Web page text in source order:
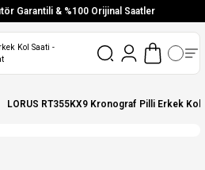
Garantili & %100 Orijinal Saatler
Farksız 6 Taksit
Stoktan Gönderim
Kargo
LORUS RT355KX9 Kronograf Pilli Erkek Kol